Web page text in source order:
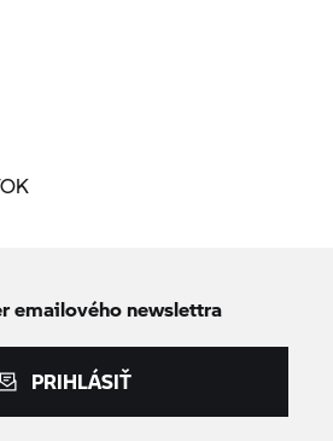
emailového newslettra
PRIHLÁSIŤ